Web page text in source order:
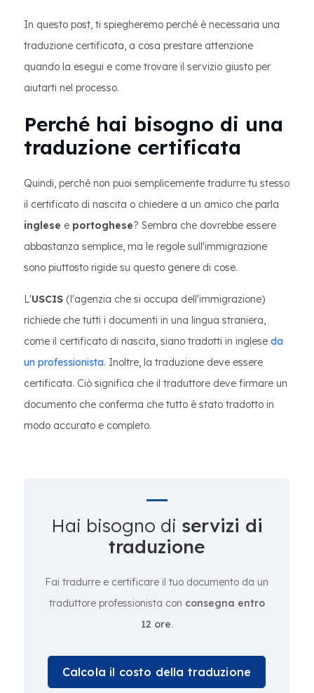
In questo post, ti spiegheremo perché è necessaria una
traduzione certificata, a cosa prestare attenzione
quando la esegui e come trovare il servizio giusto per
aiutarti nel processo.
Perché hai bisogno di una
traduzione certificata
Quindi, perché non puoi semplicemente tradurre tu stesso
il certificato di nascita o chiedere a un amico che parla
inglese e portoghese? Sembra che dovrebbe essere
abbastanza semplice, ma le regole sull'immigrazione
sono piuttosto rigide su questo genere di cose.
L'USCIS (l'agenzia che si occupa dell'immigrazione)
richiede che tutti i documenti in una lingua straniera,
come il certificato di nascita, siano tradotti in inglese da
un professionista. Inoltre, la traduzione deve essere
certificata. Ciò significa che il traduttore deve firmare un
documento che conferma che tutto è stato tradotto in
modo accurato e completo.
Hai bisogno di servizi di
traduzione
Fai tradurre e certificare il tuo documento da un
traduttore professionista con consegna entro
12 ore.
Calcola il costo della traduzione